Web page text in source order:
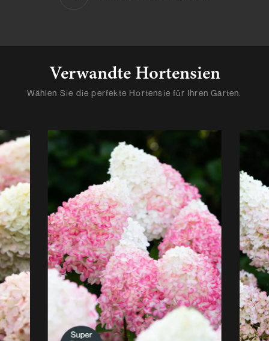
Wählen Sie die perfekte Hortensie für Ihren Garten.
Verwandte Hortensien